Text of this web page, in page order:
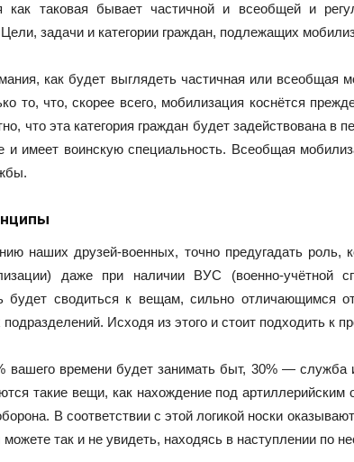
как таковая бывает частичной и всеобщей и
задачи и категории граждан, подлежащих
как будет выглядеть частичная или всеобщая
то, что, скорее всего, мобилизация коснётся
что эта категория граждан будет задействована
и имеет воинскую специальность. Всеобщая
наших друзей-военных, точно предугадать роль,
даже при наличии ВУС (военно-учётной
будет сводиться к вещам, сильно отличающимся
Исходя из этого и стоит подходить к
вашего времени будет занимать быт, 30% —
такие вещи, как нахождение под
В соответствии с этой логикой носки
так и не увидеть, находясь в наступлении по